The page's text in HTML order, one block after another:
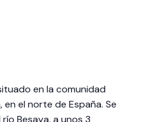
en la comunidad
el norte de España. Se